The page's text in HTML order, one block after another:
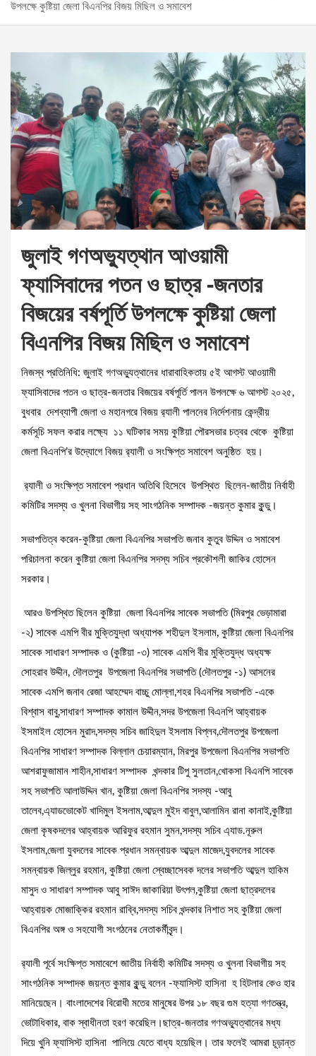
উপলক্ষে কুষ্টিয়া জেলা বিএনপির বিজয় মিছিল ও সমাবেশ
জুলাই গণঅভ্যুত্থান আওয়ামী
ফ্যাসিবাদের পতন ও ছাত্র -জনতার
বিজয়ের বর্ষপূর্তি উপলক্ষে কুষ্টিয়া জেলা
বিএনপির বিজয় মিছিল ও সমাবেশ
নিজস্ব প্রতিনিধি: জুলাই গণঅভ্যুত্থানের ধারাবাহিকতায় ৫ই আগস্ট আওয়ামী
ফ্যাসিবাদের পতন ও ছাত্র-জনতার বিজয়ের বর্ষপূর্তি পালন উপলক্ষে ৬ আগস্ট ২০২৫,
বুধবার দেশব্যাপী জেলা ও মহানগরে বিজয় র‍্যালী পালনের নির্দেশনায় কেন্দ্রীয়
কর্মসূচি সফল করার লক্ষ্যে ১১ ঘটিকার সময় কুষ্টিয়া পৌরসভার চত্বর থেকে কুষ্টিয়া
জেলা বিএনপি’র উদ্যোগে বিজয় র‍্যালী ও সংক্ষিপ্ত সমাবেশ অনুষ্ঠিত হয়।
র‍্যালী ও সংক্ষিপ্ত সমাবেশ প্রধান অতিথি হিসেবে উপস্থিত ছিলেন-জাতীয় নির্বাহী
কমিটির সদস্য ও খুলনা বিভাগীয় সহ সাংগঠনিক সম্পাদক -জয়ন্ত কুমার কুন্ডু।
সভাপতিত্ব করেন-কুষ্টিয়া জেলা বিএনপির সভাপতি জনাব কুতুব উদ্দিন ও সমাবেশ
পরিচালনা করেন কুষ্টিয়া জেলা বিএনপির সদস্য সচিব প্রকৌশলী জাকির হোসেন
সরকার।
আরও উপস্থিত ছিলেন কুষ্টিয়া জেলা বিএনপির সাবেক সভাপতি (মিরপুর ভেড়ামারা
-২) সাবেক এমপি বীর মুক্তিযুদ্ধা অধ্যাপক শহীদুল ইসলাম, কুষ্টিয়া জেলা বিএনপির
সাবেক সাধারণ সম্পাদক ও (কুষ্টিয়া -৩) সাবেক এমপি বীর মুক্তিযুদ্ধ অধ্যক্ষ
সোহরাব উদ্দীন, দৌলতপুর উপজেলা বিএনপির সভাপতি (দৌলতপুর -১) আসনের
সাবেক এমপি জনাব রেজা আহম্মেদ বাচ্চু মোল্লা,শহর বিএনপির সভাপতি -একে
বিশ্বাস বাবু,সাধারণ সম্পাদক কামাল উদ্দীন,সদর উপজেলা বিএনপি আহ্বায়ক
ইসমাইল হোসেন মুরাদ,সদস্য সচিব জাহিদুল ইসলাম বিপ্লব,দৌলতপুর উপজেলা
বিএনপির সাধারণ সম্পাদক বিল্লাল চেয়ারম্যান, মিরপুর উপজেলা বিএনপির সভাপতি
আশরাফুজামান শাহীন,সাধারণ সম্পাদক খন্দকার টিপু সুলতান,খোকসা বিএনপি সাবেক
সহ সভাপতি আলাউদ্দিন খান, কুষ্টিয়া জেলা বিএনপির সদস্য -আবু
তালেব,এ্যাডভোকেট খাদিমুল ইসলাম,আব্দুল মুইদ বাবুল,আলামিন রানা কানাই,কুষ্টিয়া
জেলা কৃষকদলের আহ্বায়ক আরিফুর রহমান সুমন,সদস্য সচিব এ্যাড.নূরুল
ইসলাম,জেলা যুবদলের সাবেক প্রধান সমন্বায়ক আব্দুল মাজেদ,যুবদলের সাবেক
সমন্বায়ক জিল্লুর রহমান, কুষ্টিয়া জেলা স্বেচ্ছাসেবক দলের সভাপতি আব্দুল হাকিম
মাসুদ ও সাধারণ সম্পাদক আবু সাঈদ জাকারিয়া উৎপল,কুষ্টিয়া জেলা ছাত্রদলের
আহ্বায়ক মোজাক্কির রহমান রাব্বি,সদস্য সচিব খন্দকার নিশাত সহ কুষ্টিয়া জেলা
বিএনপির অঙ্গ ও সহযোগী সংগঠনের নেতাকর্মীবৃন্দ।
র‍্যালী পূর্বে সংক্ষিপ্ত সমাবেশে জাতীয় নির্বাহী কমিটির সদস্য ও খুলনা বিভাগীয় সহ
সাংগঠনিক সম্পাদক জয়ন্ত কুমার কুন্ডু বলেন -ফ্যাসিস্ট হাসিনা হ হিটলার কেও হার
মানিয়েছেন। বাংলাদেশের বিরোধী মতের মানুষের উপর ১৮ বছর গুম হত্যা গণতন্ত্র,
ভোটাধিকার, বাক স্বাধীনতা হরণ করেছিল।ছাত্র-জনতার গণঅভ্যুত্থানের মধ্য
দিয়ে খুনি ফ্যাসিস্ট হাসিনা পালিয়ে যেতে বাধ্য হয়েছিল। তার ফলেই আমরা চূড়ান্ত